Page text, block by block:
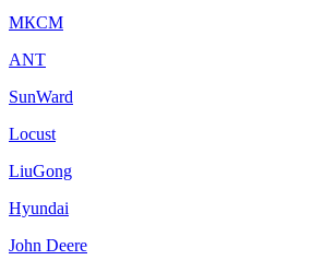
МКСМ
ANT
SunWard
Locust
LiuGong
Hyundai
John Deere